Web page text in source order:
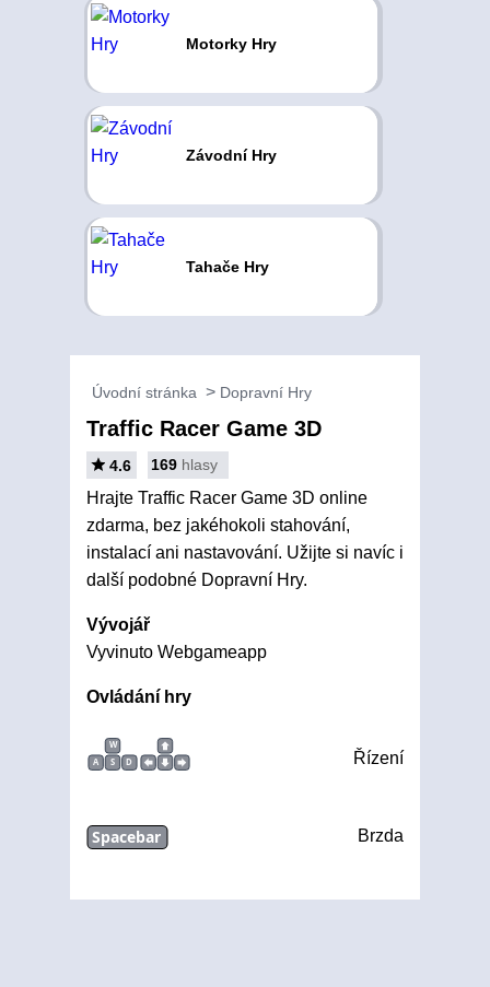
Motorky Hry
Závodní Hry
Tahače Hry
Úvodní stránka Dopravní Hry
Traffic Racer Game 3D
4.6 169 hlasy
Hrajte Traffic Racer Game 3D online
zdarma, bez jakéhokoli stahování,
instalací ani nastavování. Užijte si navíc i
další podobné Dopravní Hry.
Vývojář
Vyvinuto Webgameapp
Ovládání hry
W
A
S D Řízení
Spacebar Brzda